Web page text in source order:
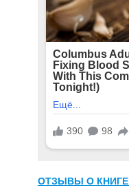
ОТЗЫВЫ О КНИГЕ